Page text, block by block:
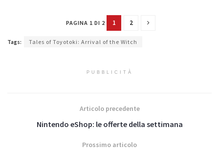
PAGINA 1 DI 2 1 2
Tags: Tales of Toyotoki: Arrival of the Witch
PUBBLICITÀ
Articolo precedente
Nintendo eShop: le offerte della settimana
Prossimo articolo